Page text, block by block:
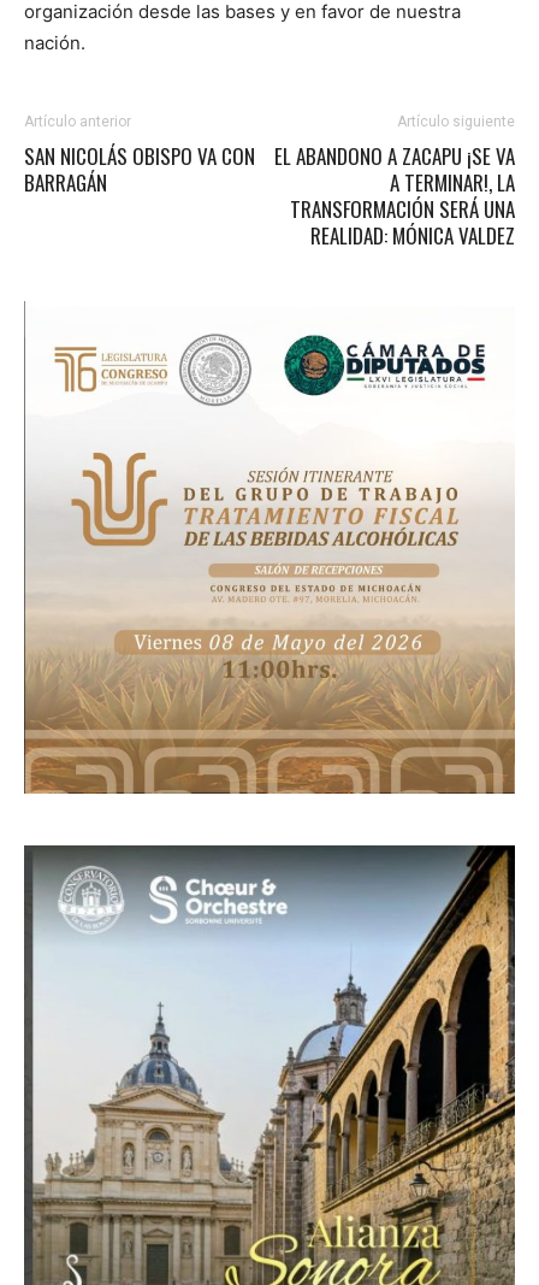
organización desde las bases y en favor de nuestra
nación.
Artículo anterior
SAN NICOLÁS OBISPO VA CON
BARRAGÁN
Artículo siguiente
EL ABANDONO A ZACAPU ¡SE VA
A TERMINAR!, LA
TRANSFORMACIÓN SERÁ UNA
REALIDAD: MÓNICA VALDEZ